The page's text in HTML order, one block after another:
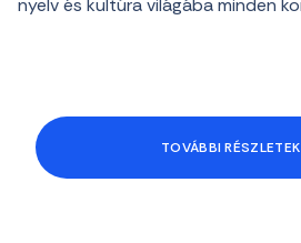
nyelv és kultúra világába minden
TOVÁBBI RÉSZLETEK